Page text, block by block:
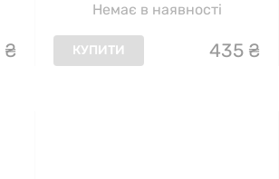
₴
Немає в наявності
КУПИТИ 435 ₴